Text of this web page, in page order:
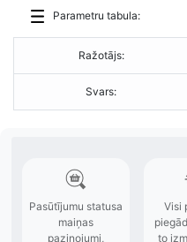
Parametru tabula:
Ražotājs:
Svars: